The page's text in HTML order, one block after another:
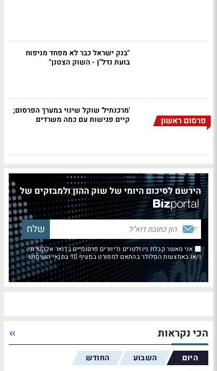
"בנק ישראל כבר לא מפחד מניפוח
בועת נדל"ן - השוק הצטנן"
פרסום ראשון
'מרכנתיל' שוקל שינוי במערך הפרסום;
קיים פגישות עם כמה משרדים
הירשם לסיכום היומי של שוק ההון ולמבזקים של
אני מאשר קבלת ניוזלטרים ודיוורים פרסומיים בדואר אלקטרוני
ו/או באמצעות הסלולר בהתאם למפורט בסעיף 10 בתנאי השימוש
הכי נקראות
היום השבוע החודש